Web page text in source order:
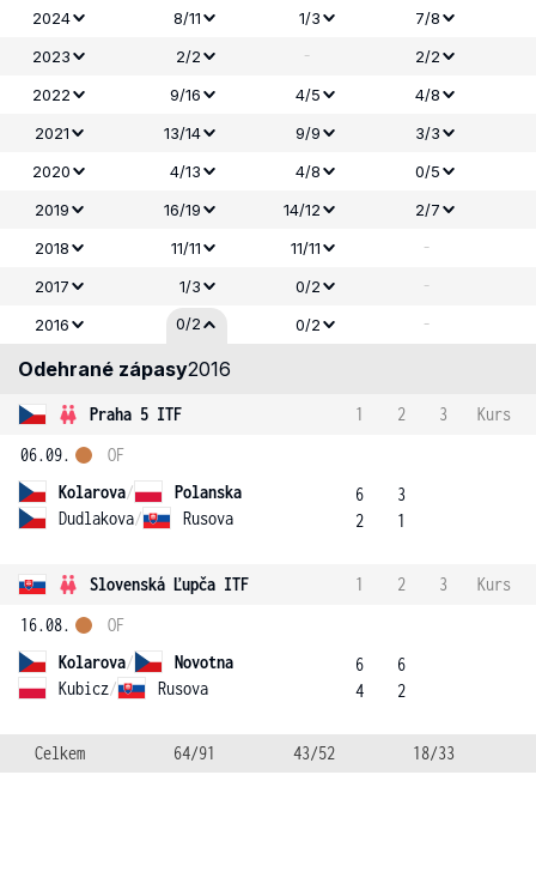
2024 8/11 1/3
7/8
2023
2/2 -
2/2
2022
9/16 4/5
4/8
2021
13/14 9/9
3/3
2020
4/13 4/8
0/5
2019
16/19 14/12
2/7
2018
11/11 11/11 -
2017 1/3 0/2 -
2016 0/2 0/2 -
Odehrané zápasy2016
Praha 5 ITF 1 2 3
Kurs
06.09.
Kolarova/
Polanska
Dudlakova/ Rusova
OF
6
2
3
1
Slovenská Ľupča ITF 1 2 3
Kurs
16.08.
Kolarova/
Novotna
Kubicz/ Rusova
OF
6
4
6
2
Celkem 64/91 43/52 18/33